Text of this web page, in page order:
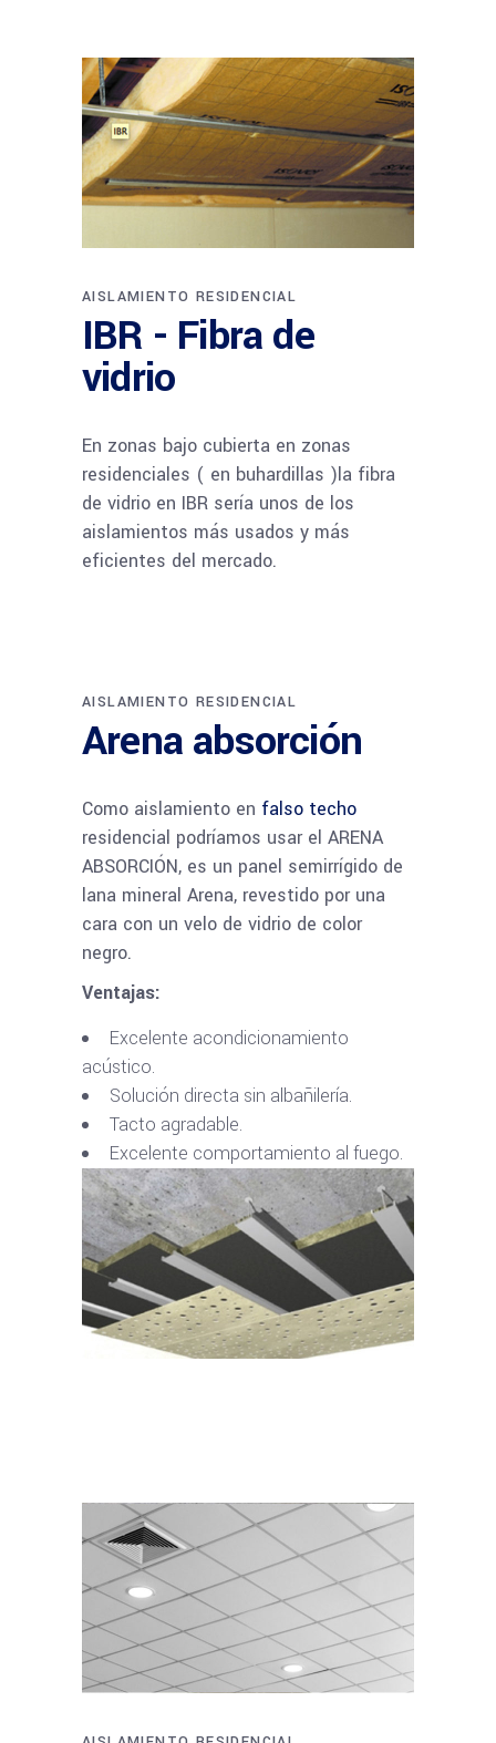
AISLAMIENTO RESIDENCIAL
IBR - Fibra de
vidrio
En zonas bajo cubierta en zonas
residenciales ( en buhardillas )la fibra
de vidrio en IBR sería unos de los
aislamientos más usados y más
eficientes del mercado.
AISLAMIENTO RESIDENCIAL
Arena absorción
Como aislamiento en falso techo
residencial podríamos usar el ARENA
ABSORCIÓN, es un panel semirrígido de
lana mineral Arena, revestido por una
cara con un velo de vidrio de color
negro.
Ventajas:
Excelente acondicionamiento
acústico.
Solución directa sin albañilería.
Tacto agradable.
Excelente comportamiento al fuego.